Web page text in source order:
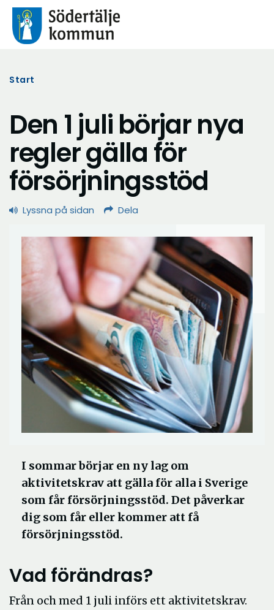
Start
Den 1 juli börjar nya
regler gälla för
försörjningsstöd
Lyssna på sidan Dela
I sommar börjar en ny lag om
aktivitetskrav att gälla för alla i Sverige
som får försörjningsstöd. Det påverkar
dig som får eller kommer att få
försörjningsstöd.
Vad förändras?
Från och med 1 juli införs ett aktivitetskrav.